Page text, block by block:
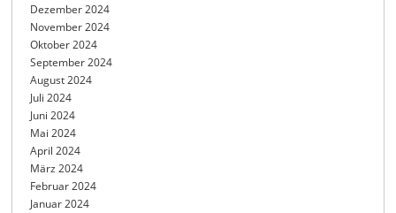
Dezember 2024
November 2024
Oktober 2024
September 2024
August 2024
Juli 2024
Juni 2024
Mai 2024
April 2024
März 2024
Februar 2024
Januar 2024